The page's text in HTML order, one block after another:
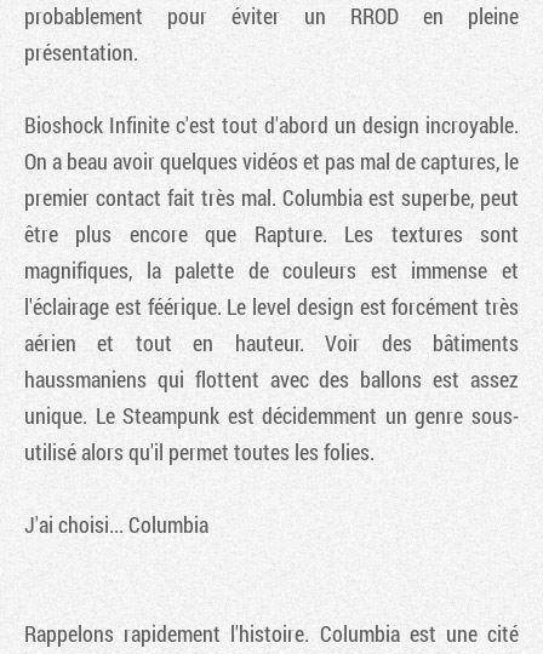
probablement pour éviter un RROD en pleine
présentation.
Bioshock Infinite c'est tout d'abord un design incroyable.
On a beau avoir quelques vidéos et pas mal de captures, le
premier contact fait très mal. Columbia est superbe, peut
être plus encore que Rapture. Les textures sont
magnifiques, la palette de couleurs est immense et
l'éclairage est féérique. Le level design est forcément très
aérien et tout en hauteur. Voir des bâtiments
haussmaniens qui flottent avec des ballons est assez
unique. Le Steampunk est décidemment un genre sous-
utilisé alors qu'il permet toutes les folies.
J'ai choisi... Columbia
Rappelons rapidement l'histoire. Columbia est une cité